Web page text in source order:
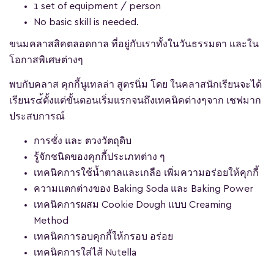
1 set of equipment / person
No basic skill is needed.
ขนมคลาสสิคตลอดกาล ที่อยู่กับเราทั้งในวันธรรมดา และใน
โอกาสพิเศษต่างๆ
พบกับคลาส คุกกี้นูเทลล่า สูตรนิ่ม โดย ในคลาสนักเรียนจะได้
เรียนร๔้ตั้งแต่ขั้นตอนเริ่มแรกจนถึงเทคนิคต่างๆจาก เชฟมาก
ประสบการณ์
การชั่ง และ ตวงวัตถุดิบ
รู้จักชนิดของคุกกี้ประเภทต่าง ๆ
เทคนิคการใช้น้ำตาลและเกลือ เพิ่มความอร่อยให้คุกกี้
ความแตกต่างของ Baking Soda และ Baking Power
เทคนิคการผสม Cookie Dough แบบ Creaming
Method
เทคนิคการอบคุกกี้ให้กรอบ อร่อย
เทคนิคการใส่ไส้ Nutella